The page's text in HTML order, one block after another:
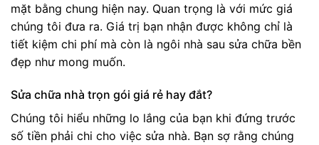
mặt bằng chung hiện nay. Quan trọng là với mức giá
chúng tôi đưa ra. Giá trị bạn nhận được không chỉ là
tiết kiệm chi phí mà còn là ngôi nhà sau sửa chữa bền
đẹp như mong muốn.
Sửa chữa nhà trọn gói giá rẻ hay đắt?
Chúng tôi hiểu những lo lắng của bạn khi đứng trước
số tiền phải chi cho việc sửa nhà. Bạn sợ rằng chúng